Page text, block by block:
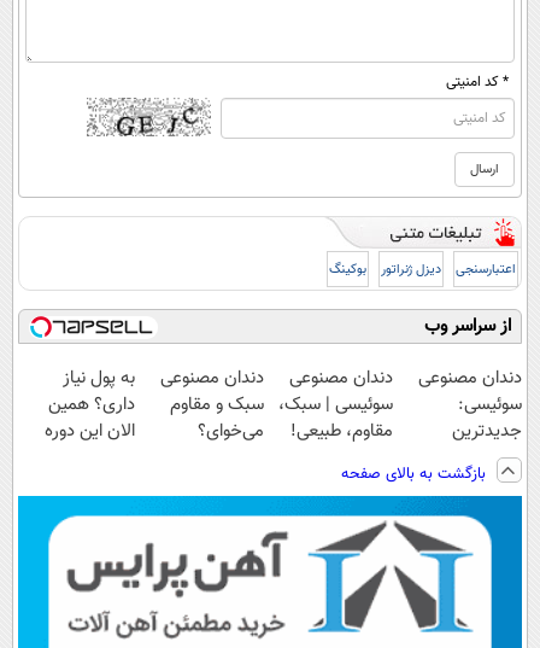
* کد امنیتی
اعتبارسنجی دیزل ژنراتور بوکینگ
از سراسر وب
دندان مصنوعی
سوئیسی:
جدیدترین
فناوری اروپا،
سبک و مقاوم |
پرداخت قسطی
دندان مصنوعی
سوئیسی | سبک،
مقاوم، طبیعی!
رایگان+پرداخت
اقساطی😍
دندان مصنوعی
سبک و مقاوم
می‌خوای؟
📍تهران
به پول نیاز
داری؟ همین
الان این دوره
بازگشت به بالای صفحه